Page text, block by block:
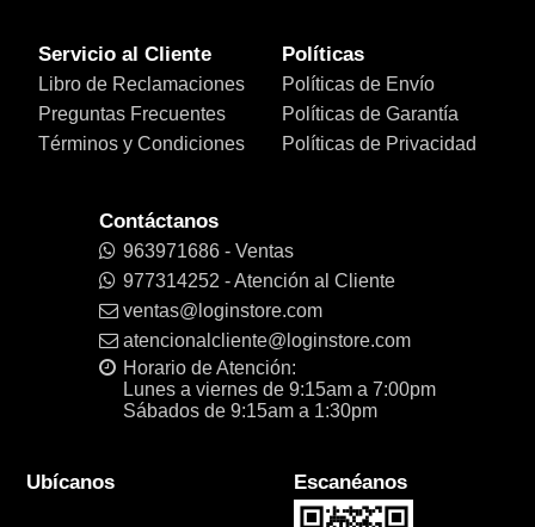
Servicio al Cliente
Libro de Reclamaciones
Preguntas Frecuentes
Términos y Condiciones
Políticas
Políticas de Envío
Políticas de Garantía
Políticas de Privacidad
Contáctanos
963971686 - Ventas
977314252 - Atención al Cliente
ventas@loginstore.com
atencionalcliente@loginstore.com
Horario de Atención:
Lunes a viernes de 9:15am a 7:00pm
Sábados de 9:15am a 1:30pm
Ubícanos Escanéanos